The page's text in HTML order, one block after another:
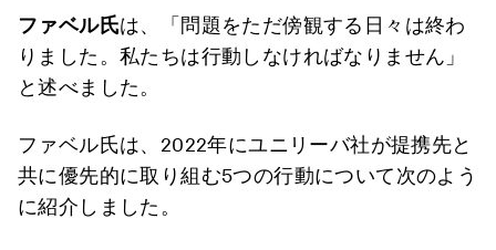
ファベル氏は、「問題をただ傍観する日々は終わ
りました。私たちは行動しなければなりません」
と述べました。
ファベル氏は、2022年にユニリーバ社が提携先と
共に優先的に取り組む5つの行動について次のよう
に紹介しました。